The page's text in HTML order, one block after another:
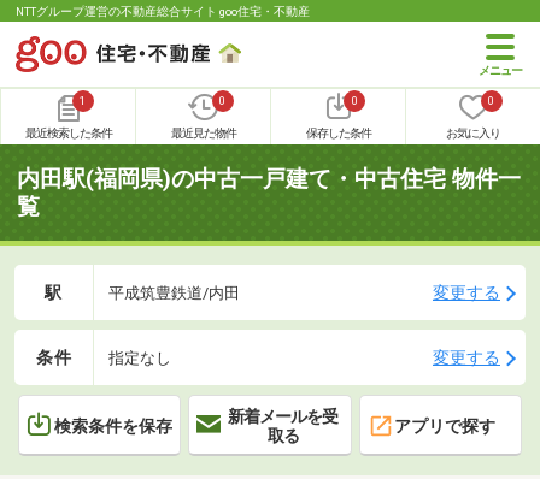
NTTグループ運営の不動産総合サイト goo住宅・不動産
1
最近検索した条件
0
最近見た物件
0
保存した条件
0
お気に入り
内田駅(福岡県)の中古一戸建て・中古住宅 物件一
覧
駅 平成筑豊鉄道/内田 変更する
条件 指定なし 変更する
検索条件を保存
新着メールを受
取る
アプリで探す